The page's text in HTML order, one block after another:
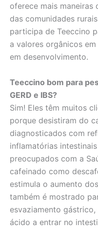
oferece mais maneiras
das comunidades
participa de Teeccino
a valores orgânicos
em desenvolvimento.
Teeccino bom para
GERD e IBS?
Sim! Eles têm muitos
porque desistiram do
diagnosticados com
inflamatórias
preocupados com a
cafeinado como
estimula o aumento
também é mostrado
esvaziamento
ácido a entrar no